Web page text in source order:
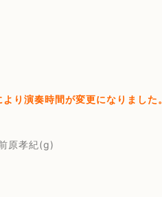
り演奏時間が変更になりました
原孝紀(g)